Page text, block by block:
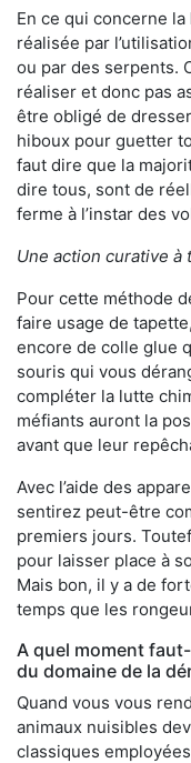
En ce qui concerne la
réalisée par
ou par des serpents.
réaliser et donc pas
être obligé de
hiboux pour guetter
faut dire que la
dire tous, sont de
ferme à l’instar des
Une action curative
Pour cette méthode
faire usage de
encore de colle glue
souris qui vous
compléter la lutte
méfiants auront la
avant que leur
Avec l’aide des
sentirez peut-être
premiers jours.
pour laisser place à
Mais bon, il y a de
temps que les
A quel moment
du domaine de la
Quand vous vous
animaux nuisibles
classiques